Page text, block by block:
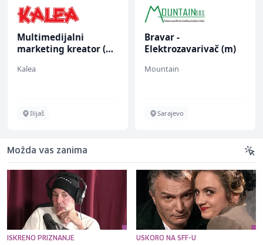
Multimedijalni
marketing kreator (m/
Kalea
Ilijaš
Bravar -
Elektrozavarivač (m)
Mountain
Sarajevo
Možda vas zanima
ISKRENO PRIZNANJE USKORO NA SFF-U